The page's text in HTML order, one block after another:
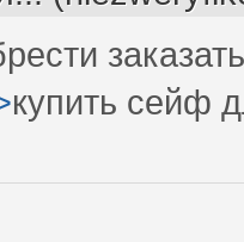
купить сейф